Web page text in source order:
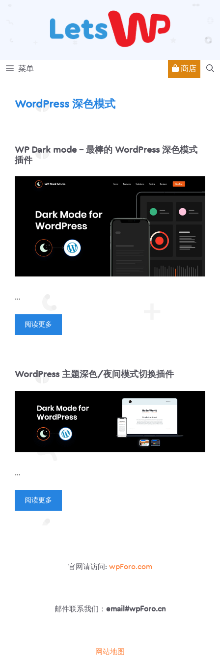
菜单 商店
WordPress 深色模式
WP Dark mode – 最棒的 WordPress 深色模式
插件
…
阅读更多
WordPress 主题深色/夜间模式切换插件
…
阅读更多
官网请访问: wpForo.com
邮件联系我们： email#wpForo.cn
网站地图